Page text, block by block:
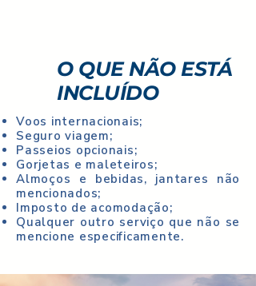
O QUE NÃO ESTÁ
INCLUÍDO
Voos internacionais;
Seguro viagem;
Passeios opcionais;
Gorjetas e maleteiros;
Almoços e bebidas, jantares não
mencionados;
Imposto de acomodação;
Qualquer outro serviço que não se
mencione especificamente.